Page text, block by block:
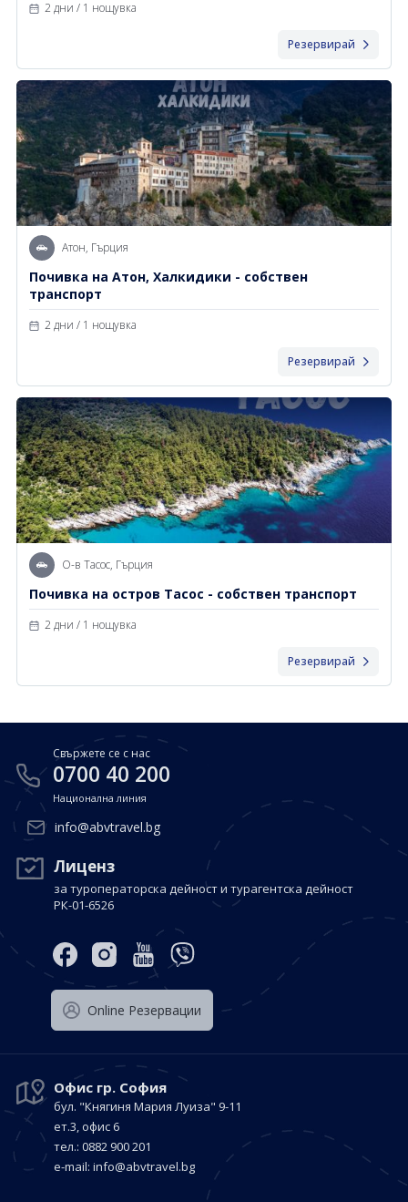
2 дни / 1 нощувка
Резервирай
Атон, Гърция
Почивка на Атон, Халкидики - собствен
транспорт
2 дни / 1 нощувка
Резервирай
О-в Тасос, Гърция
Почивка на остров Тасос - собствен транспорт
2 дни / 1 нощувка
Резервирай
Свържете се с нас
0700 40 200
Национална линия
info@abvtravel.bg
Лиценз
за туроператорска дейност и турагентска дейност
РК-01-6526
Оnline Резервации
Офис гр. София
бул. "Княгиня Мария Луиза" 9-11
ет.3, офис 6
тел.: 0882 900 201
е-mail: info@abvtravel.bg